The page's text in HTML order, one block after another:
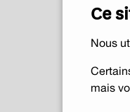
Ce
Nous
mais